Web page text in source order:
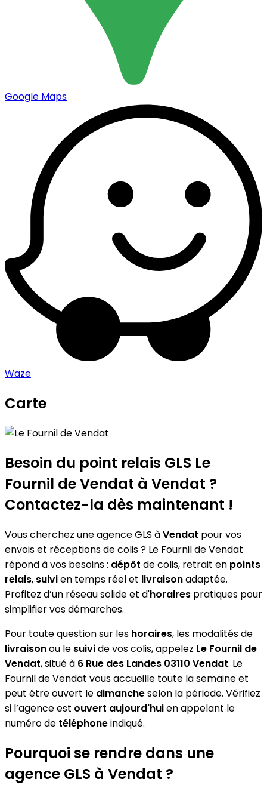
Google Maps
Waze
Carte
Le Fournil de Vendat
+
−
Besoin du point relais GLS Le
Fournil de Vendat à Vendat ?
Contactez-la dès maintenant !
Vous cherchez une agence GLS àVendat pour vos
envois et réceptions de colis ? Le Fournil de Vendat
répond à vos besoins : dépôt de colis, retrait en points
relais, suivien temps réel et livraisonadaptée.
Profitez d’un réseau solide et d'horaires pratiques pour
simplifier vos démarches.
Pour toute question sur les horaires, les modalités de
livraisonou le suivide vos colis, appelez Le Fournil de
Vendat, situé à 6 Rue des Landes 03110 Vendat. Le
Fournil de Vendat vous accueille toute la semaine et
peut être ouvert le dimancheselon la période. Vérifiez
si l’agence est ouvert aujourd'huien appelant le
numéro de téléphoneindiqué.
Pourquoi se rendre dans une
agence GLS à Vendat ?